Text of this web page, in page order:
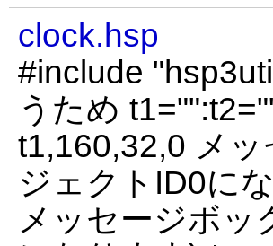
clock.hsp
#include
うため
t1,160,32,0 メ
ジェクトID0に
メッセージボッ